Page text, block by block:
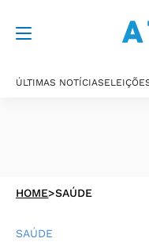
ÚLTIMAS NOTÍCIAS
HOME>SAÚDE
SAÚDE